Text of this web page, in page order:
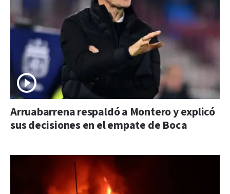
Arruabarrena respaldó a Montero y explicó
sus decisiones en el empate de Boca